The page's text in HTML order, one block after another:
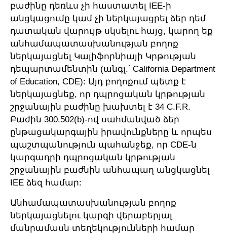
բաժինը դեռևս չի հաստատել IEE-ի
անցկացումը կամ չի ներկայացրել ձեր դեմ
դատական վարույթ սկսելու հայց, կարող եք
անհամապատասխանության բողոք
ներկայացնել Կալիֆորնիայի Կրթության
դեպարտամենտին (անգլ.՝ California Department
of Education, CDE): Այդ բողոքում պետք է
ներկայացնեք, որ դպրոցական կրթության
շրջանային բաժինը խախտել է 34 C.F.R.
Բաժին 300.502(b)-ով սահմանված ձեր
ընթացակարգային իրավունքները և որպես
պաշտպանություն պահանջեք, որ CDE-ն
կարգադրի դպրոցական կրթության
շրջանային բաժնին անհապաղ անցկացնել
IEE ձեզ համար:
Անհամապատասխանության բողոք
ներկայացնելու կարգի վերաբերյալ
մանրամասն տեղեկությունների համար